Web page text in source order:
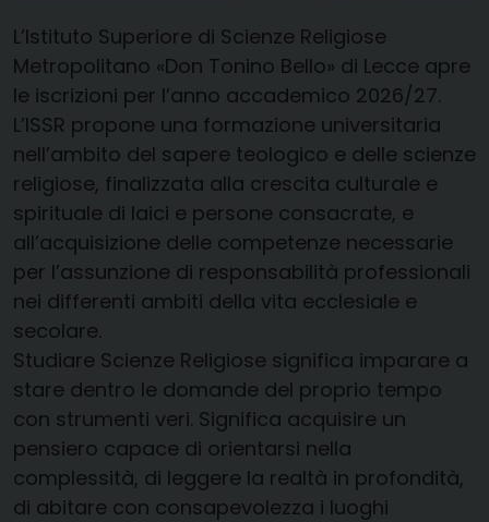
L’Istituto Superiore di Scienze Religiose
Metropolitano «Don Tonino Bello» di Lecce apre
le iscrizioni per l’anno accademico 2026/27.
L’ISSR propone una formazione universitaria
nell’ambito del sapere teologico e delle scienze
religiose, finalizzata alla crescita culturale e
spirituale di laici e persone consacrate, e
all’acquisizione delle competenze necessarie
per l’assunzione di responsabilità professionali
nei differenti ambiti della vita ecclesiale e
secolare.
Studiare Scienze Religiose significa imparare a
stare dentro le domande del proprio tempo
con strumenti veri. Significa acquisire un
pensiero capace di orientarsi nella
complessità, di leggere la realtà in profondità,
di abitare con consapevolezza i luoghi